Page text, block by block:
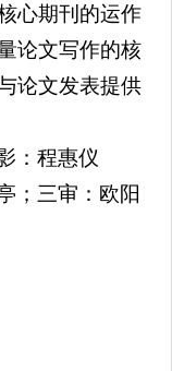
心期刊的运作
论文写作的核
论文发表提供
：程惠仪
；三审：欧阳